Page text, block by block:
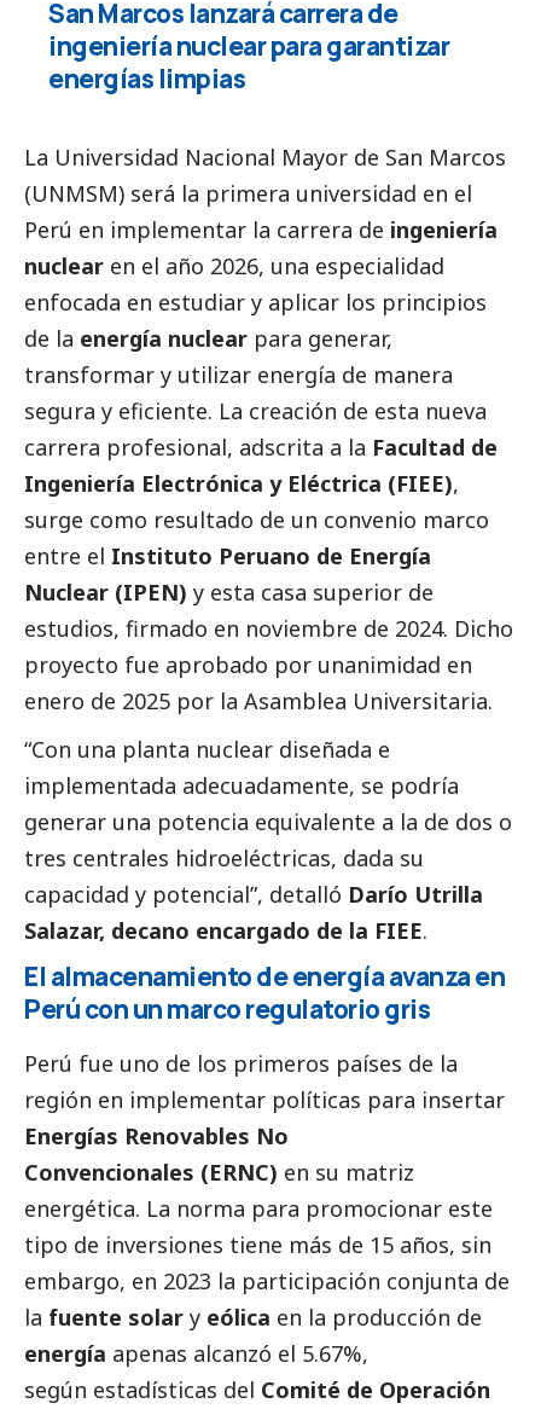
San Marcos lanzará carrera de
ingeniería nuclear para garantizar
energías limpias
La Universidad Nacional Mayor de San Marcos
(UNMSM) será la primera universidad en el
Perú en implementar la carrera de ingeniería
nuclear en el año 2026, una especialidad
enfocada en estudiar y aplicar los principios
de la energía nuclear para generar,
transformar y utilizar energía de manera
segura y eficiente. La creación de esta nueva
carrera profesional, adscrita a la Facultad de
Ingeniería Electrónica y Eléctrica (FIEE),
surge como resultado de un convenio marco
entre el Instituto Peruano de Energía
Nuclear (IPEN) y esta casa superior de
estudios, firmado en noviembre de 2024. Dicho
proyecto fue aprobado por unanimidad en
enero de 2025 por la Asamblea Universitaria.
“Con una planta nuclear diseñada e
implementada adecuadamente, se podría
generar una potencia equivalente a la de dos o
tres centrales hidroeléctricas, dada su
capacidad y potencial”, detalló Darío Utrilla
Salazar, decano encargado de la FIEE.
El almacenamiento de energía avanza en
Perú con un marco regulatorio gris
Perú fue uno de los primeros países de la
región en implementar políticas para insertar
Energías Renovables No
Convencionales (ERNC) en su matriz
energética. La norma para promocionar este
tipo de inversiones tiene más de 15 años, sin
embargo, en 2023 la participación conjunta de
la fuente solar y eólica en la producción de
energía apenas alcanzó el 5.67%,
según estadísticas del Comité de Operación